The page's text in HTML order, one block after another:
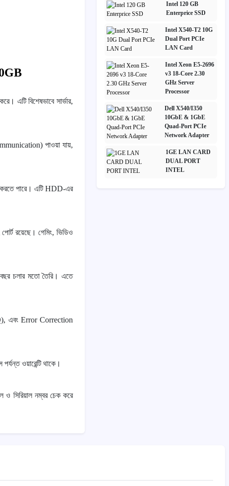
এটি বিশেষভাবে সার্ভার,
পাওয়া যায়,
করতে পারে। এটি HDD-এর
রয়েছে। গেমিং, ভিডিও
চলার মতো তৈরি। এতে
এবং Error Correction
ওয়ারেন্টি থাকে।
ও সিরিয়াল নম্বর চেক করে
Intel 120 GB
Enterprice SSD
Intel X540-T2 10G
Dual Port PCIe
LAN Card
Intel Xeon E5-2696
v3 18-Core 2.30
GHz Server
Processor
Dell X540/I350
10GbE & 1GbE
Quad-Port PCIe
Network Adapter
1GE LAN CARD
DUAL PORT
INTEL